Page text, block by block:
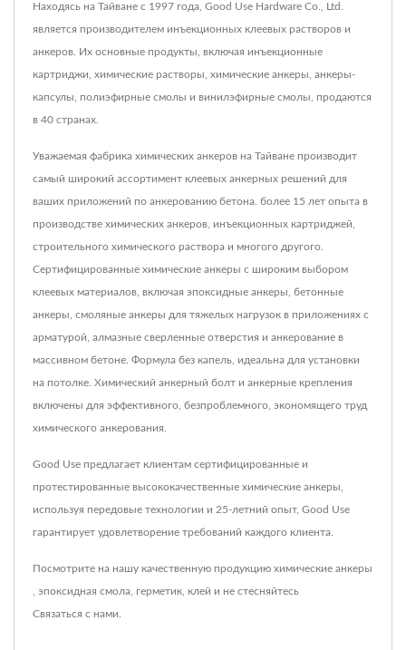
Находясь на Тайване с 1997 года, Good Use Hardware Co., Ltd.
является производителем инъекционных клеевых растворов и
анкеров. Их основные продукты, включая инъекционные
картриджи, химические растворы, химические анкеры, анкеры-
капсулы, полиэфирные смолы и винилэфирные смолы, продаются
в 40 странах.
Уважаемая фабрика химических анкеров на Тайване производит
самый широкий ассортимент клеевых анкерных решений для
ваших приложений по анкерованию бетона. более 15 лет опыта в
производстве химических анкеров, инъекционных картриджей,
строительного химического раствора и многого другого.
Сертифицированные химические анкеры с широким выбором
клеевых материалов, включая эпоксидные анкеры, бетонные
анкеры, смоляные анкеры для тяжелых нагрузок в приложениях с
арматурой, алмазные сверленные отверстия и анкерование в
массивном бетоне. Формула без капель, идеальна для установки
на потолке. Химический анкерный болт и анкерные крепления
включены для эффективного, безпроблемного, экономящего труд
химического анкерования.
Good Use предлагает клиентам сертифицированные и
протестированные высококачественные химические анкеры,
используя передовые технологии и 25-летний опыт, Good Use
гарантирует удовлетворение требований каждого клиента.
Посмотрите на нашу качественную продукцию химические анкеры
эпоксидная смола герметик клей и не стесняйтесь
Связаться с нами